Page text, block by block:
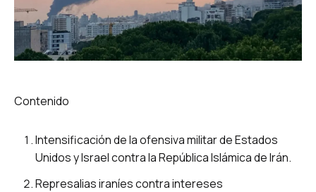
Contenido
Intensificación de la ofensiva militar de Estados
Unidos y Israel contra la República Islámica de Irán.
Represalias iraníes contra intereses